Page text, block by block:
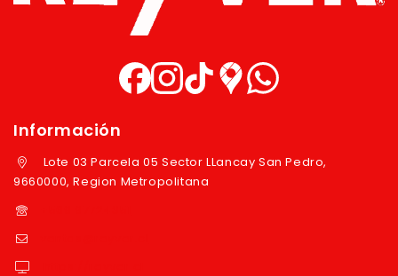
Información
Lote 03 Parcela 05 Sector LLancay San Pedro,
9660000, Region Metropolitana